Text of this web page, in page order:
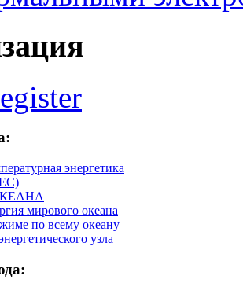
энергетика
мирового океана
по всему океану
узла